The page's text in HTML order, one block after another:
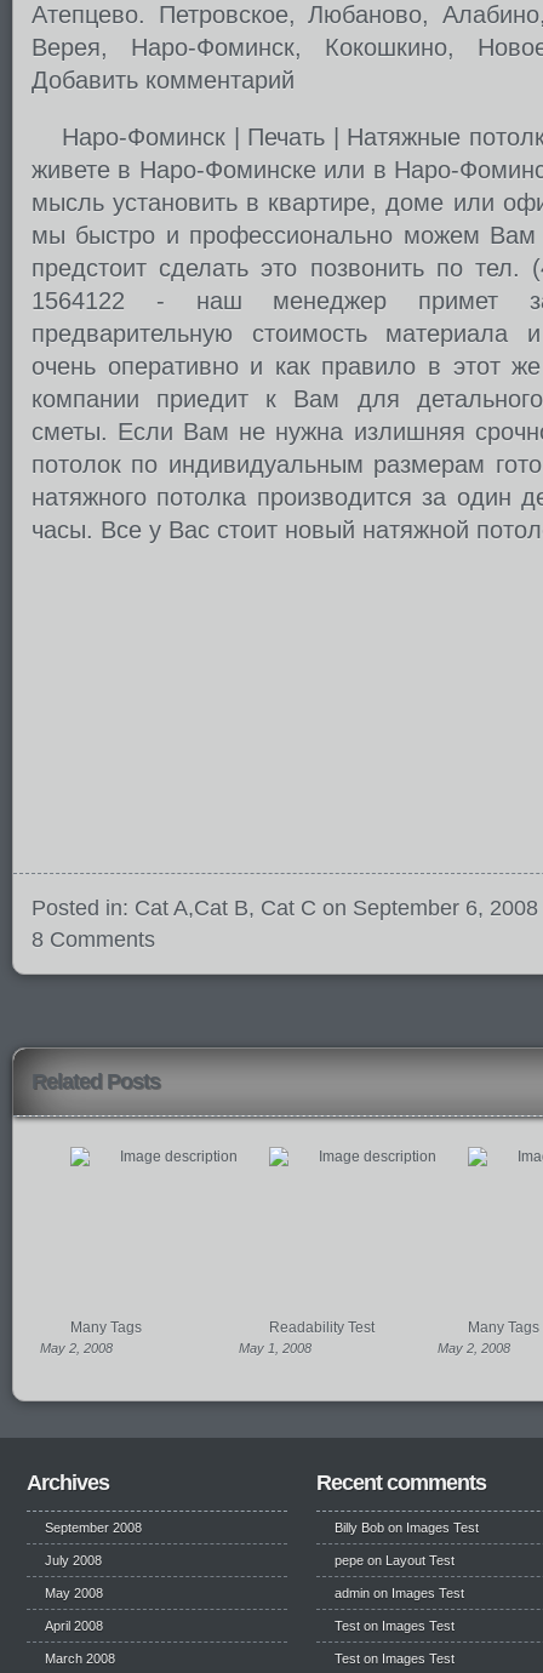
Атепцево. Петровское, Любаново,
Верея, Наро-Фоминск, Кокошкино,
Добавить комментарий
Наро-Фоминск | Печать | Натяжные
живете в Наро-Фоминске или в Наро-
мысль установить в квартире, доме или
мы быстро и профессионально можем
предстоит сделать это позвонить по
1564122 - наш менеджер примет
предварительную стоимость
очень оперативно и как правило в этот
компании приедит к Вам для
сметы. Если Вам не нужна излишняя
потолок по индивидуальным размерам
натяжного потолка производится за один
часы. Все у Вас стоит новый натяжной
Posted in: Cat A,Cat B, Cat C on September 6, 2008
8 Comments
Related Posts
Many Tags
May 2, 2008
Readability Test
May 1, 2008
Many Tags
May 2, 2008
Archives
September 2008
July 2008
May 2008
April 2008
March 2008
Recent comments
Billy Bob on Images Test
pepe on Layout Test
admin on Images Test
Test on Images Test
Test on Images Test